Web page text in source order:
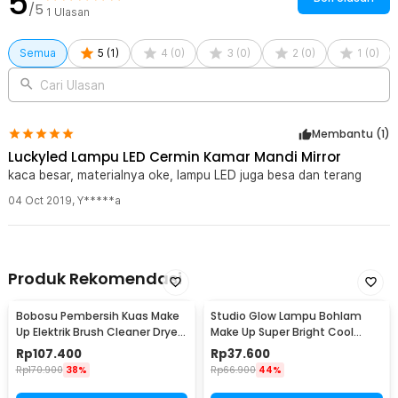
/5 1 Ulasan
Semua 5 (1 ) 4 (0) 3 (0) 2 (0) 1 (0)
Cari Ulasan
Membantu (1)
Luckyled Lampu LED Cermin Kamar Mandi Mirror
kaca besar, materialnya oke, lampu LED juga besa dan terang
04 Oct 2019, Y*****a
Produk Rekomendasi
Bobosu Pembersih Kuas Make
Up Elektrik Brush Cleaner Dryer
Tool - HZJ01
Rp107.400
Rp170.900 38%
Studio Glow Lampu Bohlam
Make Up Super Bright Cool
White 5000K - NJ07004
Rp37.600
Rp66.900 44%